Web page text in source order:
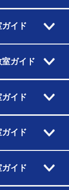
イド
ガイド
イド
イド
イド